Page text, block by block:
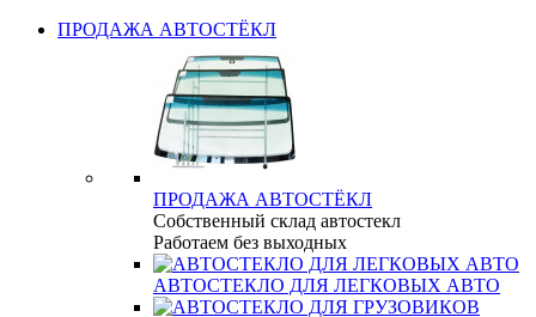
ПРОДАЖА АВТОСТЁКЛ
ПРОДАЖА АВТОСТЁКЛ
Собственный склад автостекл
Работаем без выходных
АВТОСТЕКЛО ДЛЯ ЛЕГКОВЫХ АВТО